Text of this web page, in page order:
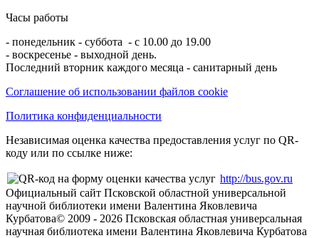
Часы работы
- понедельник - суббота - с 10.00 до 19.00
- воскресенье - выходной день.
Последний вторник каждого месяца - санитарный день
Соглашение об использовании файлов cookie
Политика конфиденциальности
Независимая оценка качества предоставления услуг по QR-
коду или по ссылке ниже:
http://bus.gov.ru
Официальный сайт Псковской областной универсальной
научной библиотеки имени Валентина Яковлевича
Курбатова© 2009 - 2026 Псковская областная универсальная
научная библиотека имени Валентина Яковлевича Курбатова